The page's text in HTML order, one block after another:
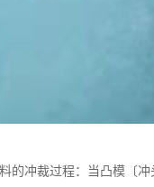
的冲裁过程：当凸模〔